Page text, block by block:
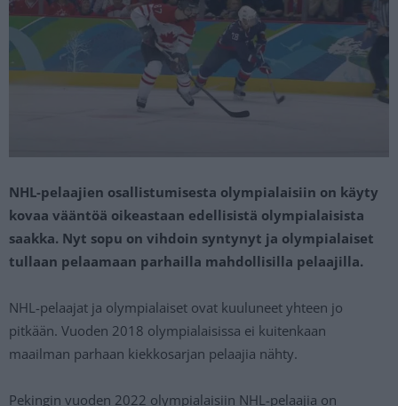
NHL-pelaajien osallistumisesta olympialaisiin on käyty
kovaa vääntöä oikeastaan edellisistä olympialaisista
saakka. Nyt sopu on vihdoin syntynyt ja olympialaiset
tullaan pelaamaan parhailla mahdollisilla pelaajilla.
NHL-pelaajat ja olympialaiset ovat kuuluneet yhteen jo
pitkään. Vuoden 2018 olympialaisissa ei kuitenkaan
maailman parhaan kiekkosarjan pelaajia nähty.
Pekingin vuoden 2022 olympialaisiin NHL-pelaajia on